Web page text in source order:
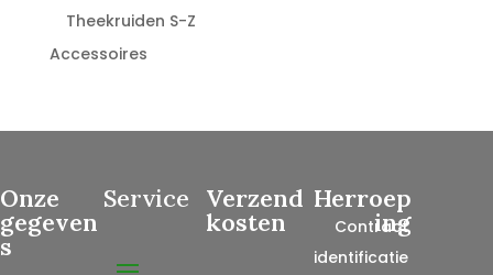
Theekruiden S-Z
Accessoires
Onze
gegeven
s
Service Verzend
kosten
Herroep
ing
Contract
identificatie